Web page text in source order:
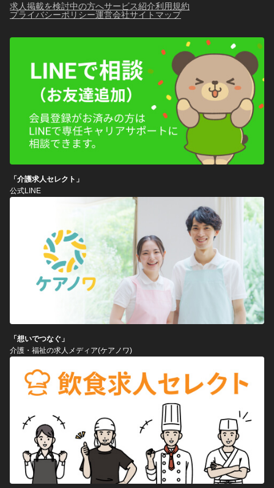
求人掲載を検討中の方へサービス紹介利用規約
プライバシーポリシー運営会社サイトマップ
「介護求人セレクト」
公式LINE
「想いでつなぐ」
介護・福祉の求人メディア(ケアノワ)